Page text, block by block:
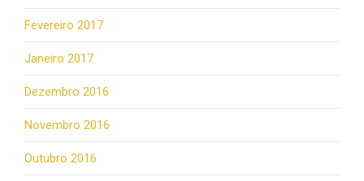
Fevereiro 2017
Janeiro 2017
Dezembro 2016
Novembro 2016
Outubro 2016